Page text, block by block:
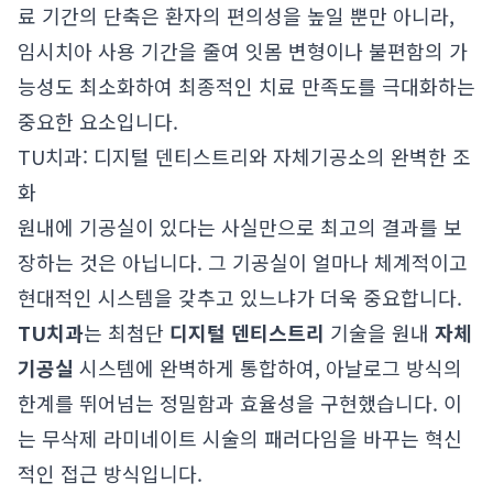
료 기간의 단축은 환자의 편의성을 높일 뿐만 아니라,
임시치아 사용 기간을 줄여 잇몸 변형이나 불편함의 가
능성도 최소화하여 최종적인 치료 만족도를 극대화하는
중요한 요소입니다.
TU치과: 디지털 덴티스트리와 자체기공소의 완벽한 조
화
원내에 기공실이 있다는 사실만으로 최고의 결과를 보
장하는 것은 아닙니다. 그 기공실이 얼마나 체계적이고
현대적인 시스템을 갖추고 있느냐가 더욱 중요합니다.
TU치과는 최첨단 디지털 덴티스트리 기술을 원내 자체
기공실 시스템에 완벽하게 통합하여, 아날로그 방식의
한계를 뛰어넘는 정밀함과 효율성을 구현했습니다. 이
는 무삭제 라미네이트 시술의 패러다임을 바꾸는 혁신
적인 접근 방식입니다.